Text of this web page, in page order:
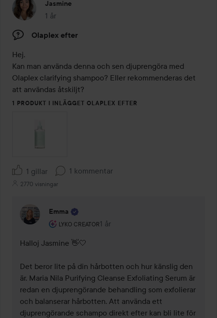
Jasmine
1 år
Inlägget skapades 1 år
Olaplex efter
Hej.
Kan man använda denna och sen djuprengöra med
Olaplex clarifying shampoo? Eller rekommenderas det
att användas åtskiljt?
1 PRODUKT I INLÄGGET OLAPLEX EFTER
1 gillar 1 kommentar
2770 visningar
Emma
LYKO CREATOR
Användarens roll: Lyko Creator.
1 år
Kommentaren lades 1 år
Halloj Jasmine 👋🤍
Det beror lite på din hårbotten och hur känslig den
är. Maria Nila Purifying Cleanse Exfoliating Serum är
redan en djuprengörande behandling som exfolierar
och balanserar hårbotten. Att använda ett
djuprengörande schampo direkt efter kan bli lite för